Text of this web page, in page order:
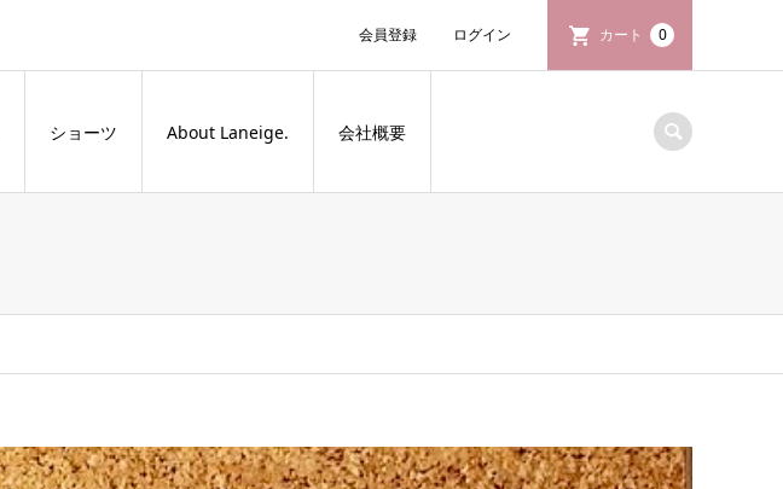
会員登録 ログイン カート 0
ショーツ About Laneige. 会社概要